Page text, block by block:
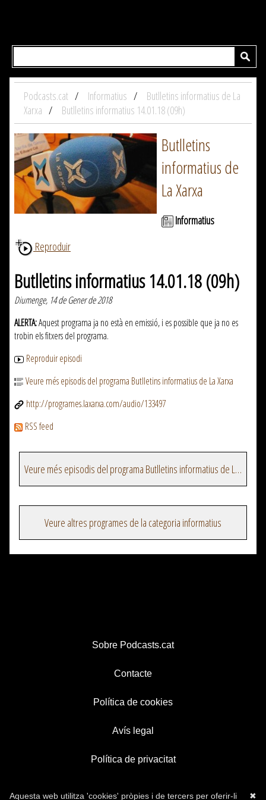
Podcasts.cat Informatius
Butlletins informatius de La
Xarxa
Butlletins informatius 14.01.18 (09h)
Butlletins
informatius de
La Xarxa
Informatius
Reproduir
Butlletins informatius 14.01.18 (09h)
Diumenge, 14 de Gener de 2018
ALERTA:Aquest programa ja no està en emissió, i es possible que ja no es
trobin els fitxers del programa.
Reproduir episodi
Veure més episodis del programa Butlletins informatius de La Xarxa
http://programes.laxarxa.com/audio/133497
RSS feed
Veure més episodis del programa Butlletins informatius de La Xarxa
Veure altres programes de la categoria informatius
Sobre Podcasts.cat
Contacte
Política de cookies
Avís legal
Política de privacitat
✖
Aquesta web utilitza 'cookies' pròpies i de tercers per oferir-li